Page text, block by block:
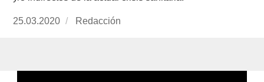
Publicado
25.03.2020 https://www.experimenta.es/author/redaccion/
Redacción